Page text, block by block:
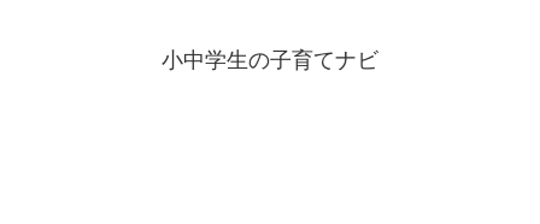
小中学生の子育てナビ